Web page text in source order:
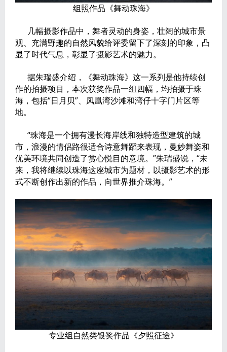
组照作品《舞动珠海》
几幅摄影作品中，舞者灵动的身姿，壮阔的城市景
观、充满野趣的自然风貌给评委留下了深刻的印象，凸
显了时代气息，彰显了摄影艺术的魅力。
据朱瑞盛介绍，《舞动珠海》这一系列是他持续创
作的拍摄项目，本次获奖作品一组四幅，均拍摄于珠
海，包括“日月贝”、凤凰湾沙滩和湾仔十字门片区等
地。
“珠海是一个拥有漫长海岸线和独特造型建筑的城
市，浪漫的情侣路很适合诗意舞蹈来表现，曼妙舞姿和
优美环境共同创造了赏心悦目的意境。”朱瑞盛说，“未
来，我将继续以珠海这座城市为题材，以摄影艺术的形
式不断创作出新的作品，向世界推介珠海。”
专业组自然类银奖作品《夕照征途》